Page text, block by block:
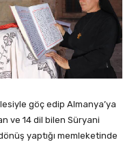
göç edip Almanya’ya
ve 14 dil bilen Süryani
yaptığı memleketinde